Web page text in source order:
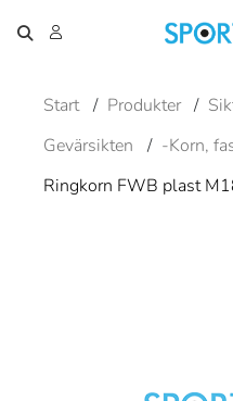
Start / Produkter /
Gevärsikten
/ -Korn,
Ringkorn FWB plast